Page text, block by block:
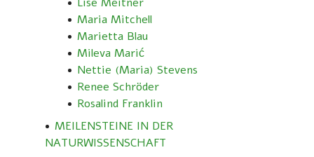
Maria Mitchell
Marietta Blau
Mileva Marić
Nettie (Maria) Stevens
Renee Schröder
Rosalind Franklin
MEILENSTEINE IN DER
NATURWISSENSCHAFT